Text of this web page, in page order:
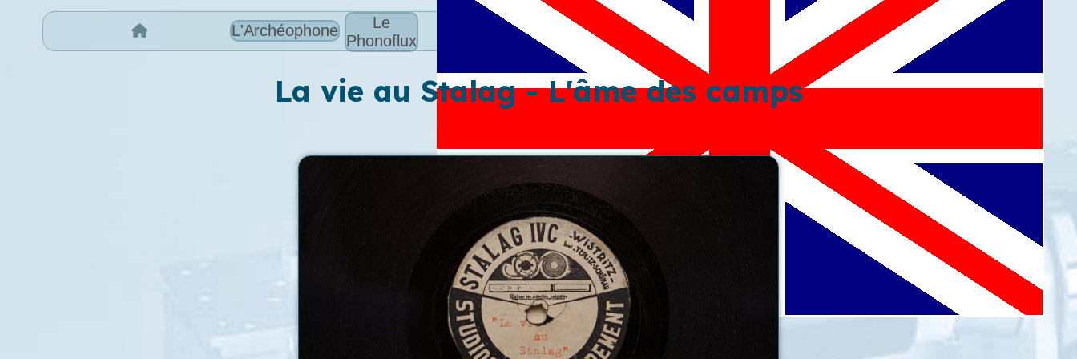
L'Archéophone
Le
Phonoflux
La vie au Stalag - L'âme des camps